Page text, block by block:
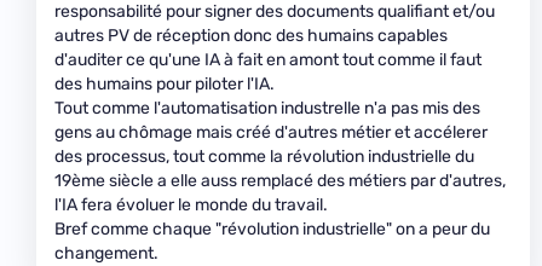
responsabilité pour signer des documents qualifiant et/ou
autres PV de réception donc des humains capables
d'auditer ce qu'une IA à fait en amont tout comme il faut
des humains pour piloter l'IA.
Tout comme l'automatisation industrelle n'a pas mis des
gens au chômage mais créé d'autres métier et accélerer
des processus, tout comme la révolution industrielle du
19ème siècle a elle auss remplacé des métiers par d'autres,
l'IA fera évoluer le monde du travail.
Bref comme chaque "révolution industrielle" on a peur du
changement.